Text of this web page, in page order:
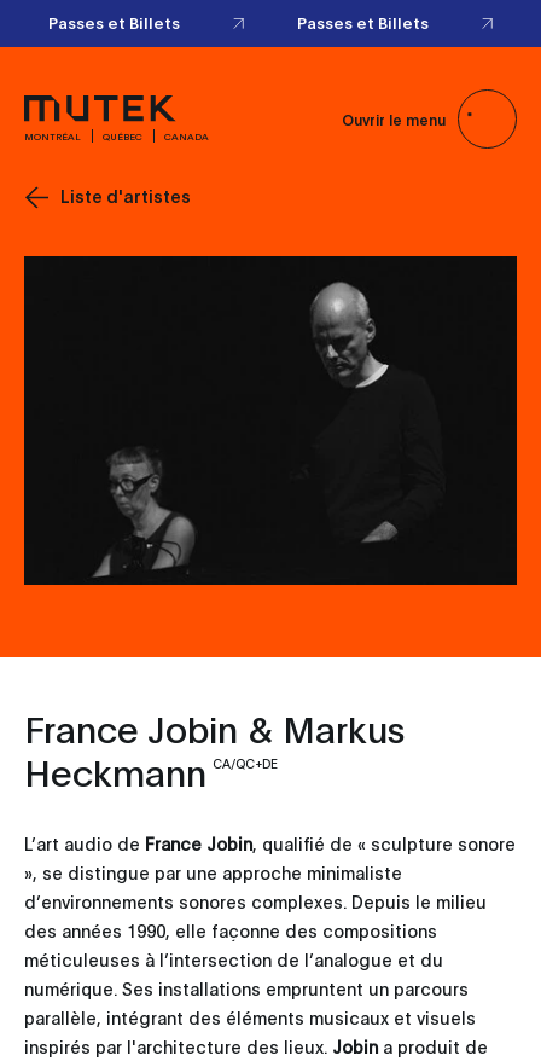
Passes et Billets Passes et Billets
MONTRÉAL QUÉBEC CANADA
Ouvrir le menu
Liste d'artistes
France Jobin & Markus
Heckmann CA/QC+DE
L’art audio de France Jobin , qualifié de « sculpture sonore
», se distingue par une approche minimaliste
d’environnements sonores complexes. Depuis le milieu
des années 1990, elle façonne des compositions
méticuleuses à l’intersection de l’analogue et du
numérique. Ses installations empruntent un parcours
parallèle, intégrant des éléments musicaux et visuels
inspirés par l'architecture des lieux. Jobin a produit de